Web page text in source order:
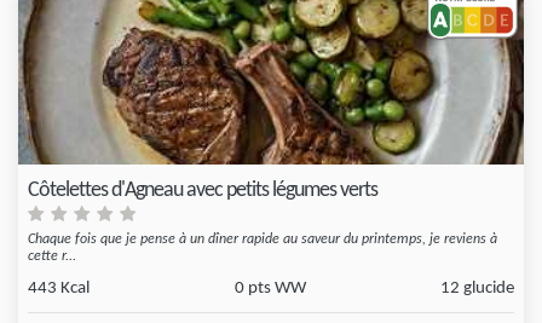
Côtelettes d'Agneau avec petits légumes verts
Chaque fois que je pense à un dîner rapide au saveur du printemps, je reviens à
cette r...
443 Kcal 0 pts WW 12 glucide